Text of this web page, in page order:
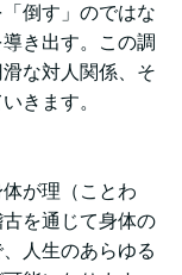
倒す」のではな
き出す。この調
な対人関係、そ
きます。
が理（ことわ
を通じて身体の
人生のあらゆる